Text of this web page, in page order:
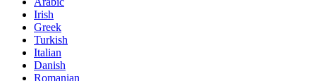
Irish
Greek
Turkish
Italian
Danish
Romanian